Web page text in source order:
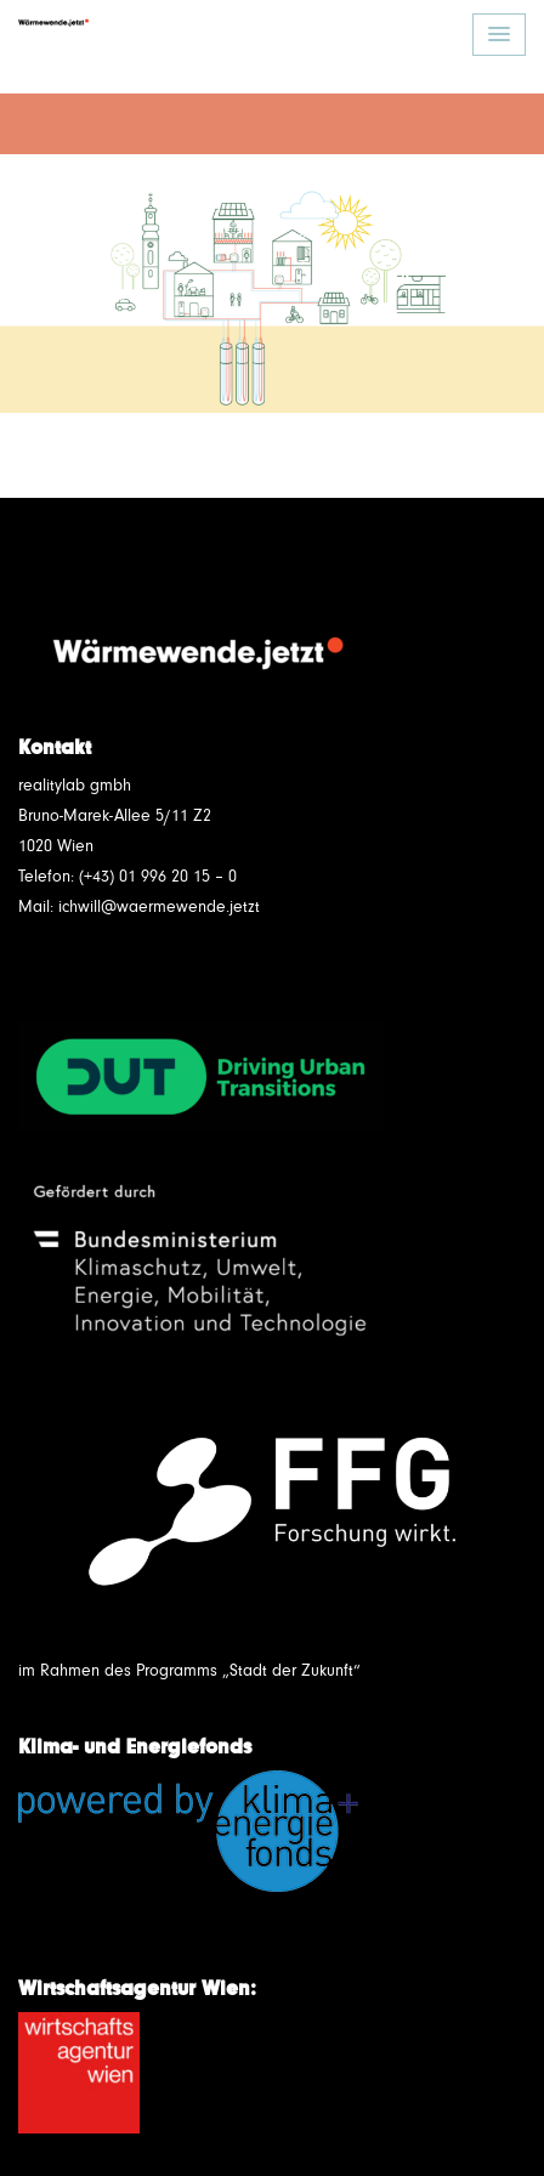
Kontakt
realitylab gmbh
Bruno-Marek-Allee 5/11 Z2
1020 Wien
Telefon: (+43) 01 996 20 15 – 0
Mail: ichwill@waermewende.jetzt
im Rahmen des Programms „Stadt der Zukunft“
Klima- und Energiefonds
Wirtschaftsagentur Wien: